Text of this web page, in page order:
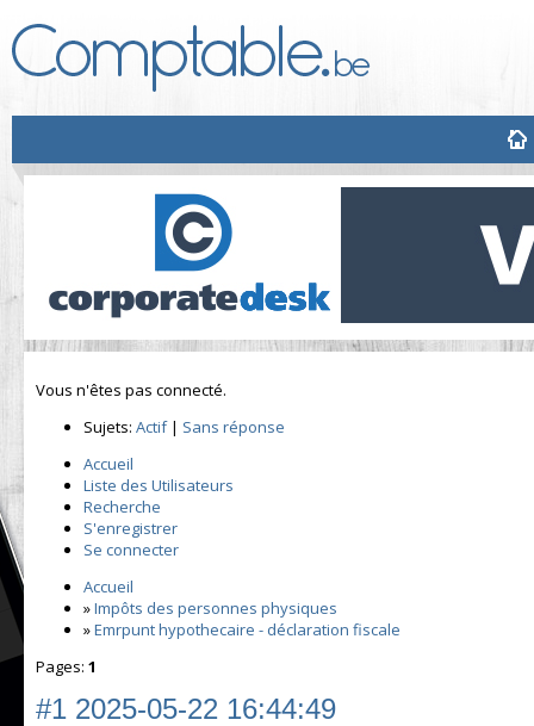
Vous n'êtes pas connecté.
Sujets: Actif| Sans réponse
Accueil
Liste des Utilisateurs
Recherche
S'enregistrer
Se connecter
Accueil
»Impôts des personnes physiques
»Emrpunt hypothecaire - déclaration fiscale
Pages: 1
#1 2025-05-22 16:44:49